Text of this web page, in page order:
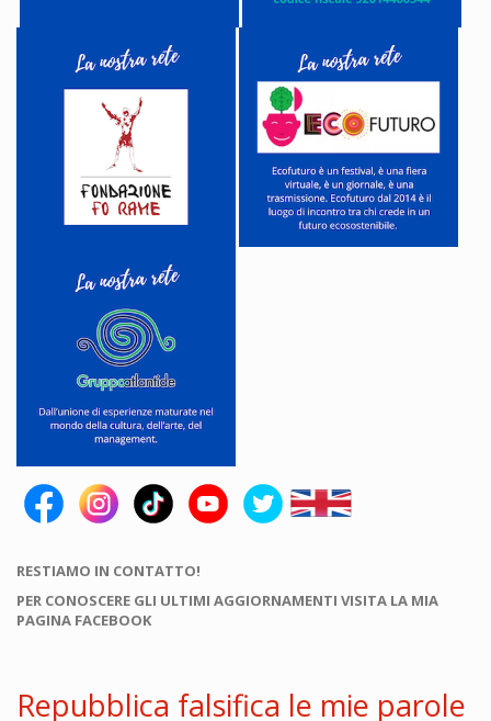
RESTIAMO IN CONTATTO!
PER CONOSCERE GLI ULTIMI AGGIORNAMENTI VISITA LA MIA
PAGINA FACEBOOK
Repubblica falsifica le mie parole